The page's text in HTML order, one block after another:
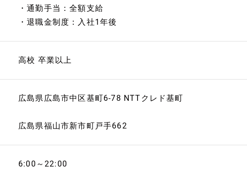
・通勤手当：全額支給
・退職金制度：入社1年後
高校 卒業以上
広島県広島市中区基町6-78 NTTクレド基町
広島県福山市新市町戸手662
6:00～22:00